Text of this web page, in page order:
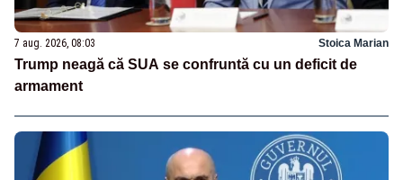
7 aug. 2026, 08:03 Stoica Marian
Trump neagă că SUA se confruntă cu un deficit de
armament